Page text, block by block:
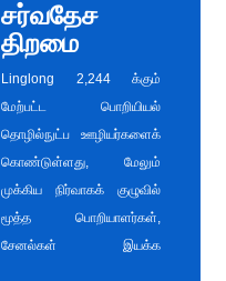
சர்வதேச
திறமை
Linglong 2,244 க்கும்
மேற்பட்ட பொறியியல்
தொழில்நுட்ப ஊழியர்களைக்
கொண்டுள்ளது, மேலும்
முக்கிய நிர்வாகக் குழுவில்
மூத்த பொறியாளர்கள்,
சேனல்கள் இயக்க